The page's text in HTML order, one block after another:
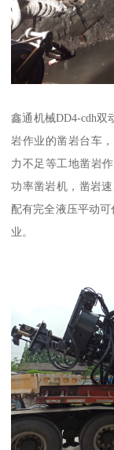
鑫通机械DD4-cdh双
岩作业的凿岩台车
力不足等工地凿岩
功率凿岩机，凿岩
配有完全液压平动
业。